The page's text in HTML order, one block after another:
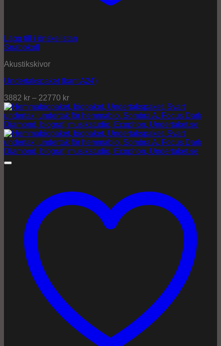
Lägg till i önskelistan
Snabbkoll
Akustikskivor
Undertakspaket (kant A24)
3882 kr – 22770 kr